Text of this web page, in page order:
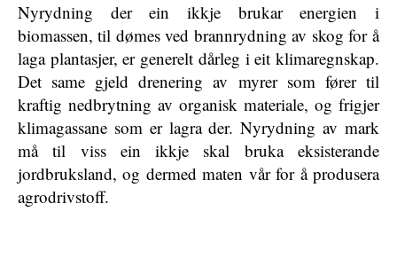
Nyrydning der ein ikkje brukar energien i
biomassen, til dømes ved brannrydning av skog for å
laga plantasjer, er generelt dårleg i eit klimaregnskap.
Det same gjeld drenering av myrer som fører til
kraftig nedbrytning av organisk materiale, og frigjer
klimagassane som er lagra der. Nyrydning av mark
må til viss ein ikkje skal bruka eksisterande
jordbruksland, og dermed maten vår for å produsera
agrodrivstoff.